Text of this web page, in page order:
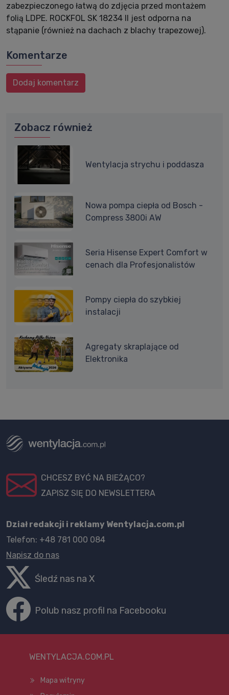
zabezpieczonego łatwą do zdjęcia przed montażem
folią LDPE. ROCKFOL SK 18234 II jest odporna na
stąpanie (również na dachach z blachy trapezowej).
Komentarze
Dodaj komentarz
Zobacz również
Wentylacja strychu i poddasza
Nowa pompa ciepła od Bosch -
Compress 3800i AW
Seria Hisense Expert Comfort w
cenach dla Profesjonalistów
Pompy ciepła do szybkiej
instalacji
Agregaty skraplające od
Elektronika
CHCESZ BYĆ NA BIEŻĄCO?
ZAPISZ SIĘ DO NEWSLETTERA
Dział redakcji i reklamy Wentylacja.com.pl
Telefon: +48 781 000 084
Napisz do nas
Śledź nas na X
Polub nasz profil na Facebooku
WENTYLACJA.COM.PL
Mapa witryny